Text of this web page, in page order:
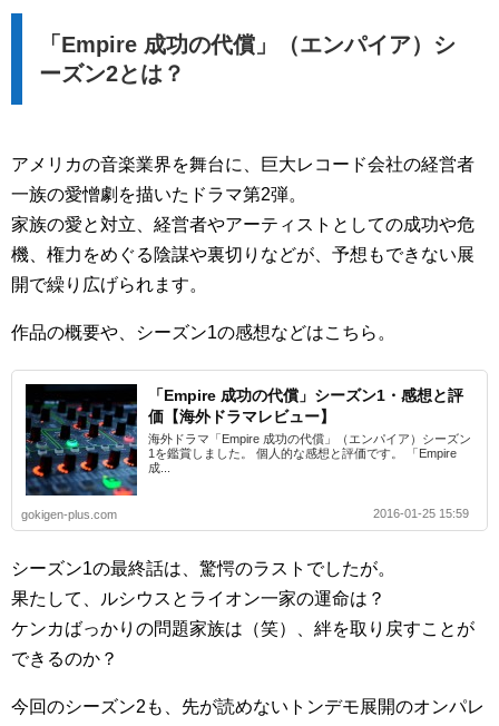
「Empire 成功の代償」（エンパイア）シ
ーズン2とは？
アメリカの音楽業界を舞台に、巨大レコード会社の経営者
一族の愛憎劇を描いたドラマ第2弾。
家族の愛と対立、経営者やアーティストとしての成功や危
機、権力をめぐる陰謀や裏切りなどが、予想もできない展
開で繰り広げられます。
作品の概要や、シーズン1の感想などはこちら。
「Empire 成功の代償」シーズン1・感想と評
価【海外ドラマレビュー】
海外ドラマ「Empire 成功の代償」（エンパイア）シーズン
1を鑑賞しました。 個人的な感想と評価です。 「Empire
成...
gokigen-plus.com 2016-01-25 15:59
シーズン1の最終話は、驚愕のラストでしたが。
果たして、ルシウスとライオン一家の運命は？
ケンカばっかりの問題家族は（笑）、絆を取り戻すことが
できるのか？
今回のシーズン2も、先が読めないトンデモ展開のオンパレ